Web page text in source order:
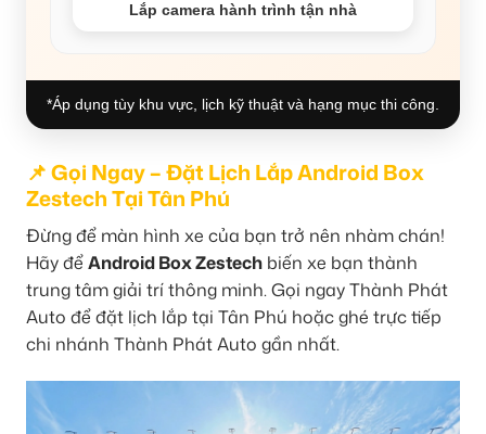
Lắp camera hành trình tận nhà
*Áp dụng tùy khu vực, lịch kỹ thuật và hạng mục thi công.
📌 Gọi Ngay – Đặt Lịch Lắp Android Box
Zestech Tại Tân Phú
Đừng để màn hình xe của bạn trở nên nhàm chán!
Hãy đểAndroid Box Zestech biến xe bạn thành
trung tâm giải trí thông minh. Gọi ngay Thành Phát
Auto để đặt lịch lắp tại Tân Phú hoặc ghé trực tiếp
chi nhánh Thành Phát Auto gần nhất.